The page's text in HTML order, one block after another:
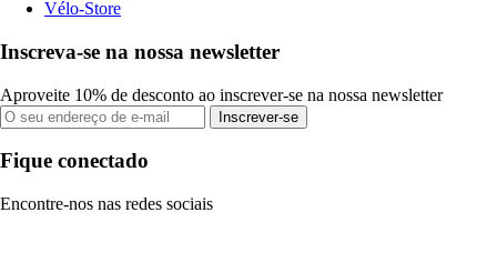
Vélo-Store
Inscreva-se na nossa newsletter
Aproveite 10% de desconto ao inscrever-se na nossa newsletter
Inscrever-se
Fique conectado
Encontre-nos nas redes sociais